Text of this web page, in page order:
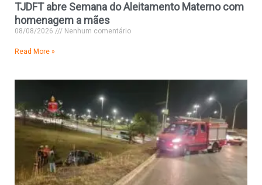
TJDFT abre Semana do Aleitamento Materno com
homenagem a mães
08/08/2026 Nenhum comentário
Read More »